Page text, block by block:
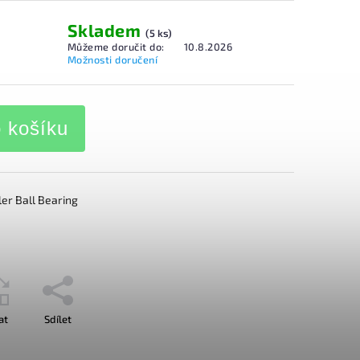
Skladem (5 ks)
Můžeme doručit do:
10.8.2026
Možnosti doručení
košíku
Ball Bearing
Sdílet